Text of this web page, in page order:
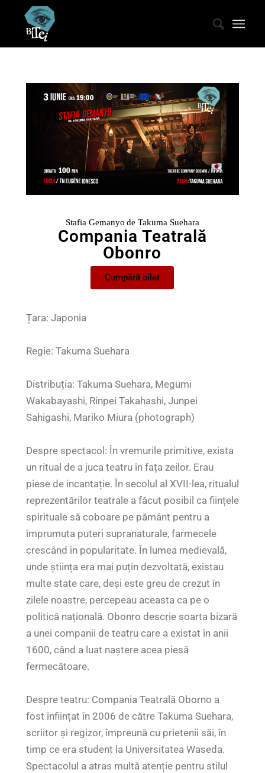
Stafia Gemanyo de Takuma Suehara
Compania Teatrală
Obonro
Cumpără bilet
Țara: Japonia
Regie: Takuma Suehara
Distribuția: Takuma Suehara, Megumi
Wakabayashi, Rinpei Takahashi, Junpei
Sahigashi, Mariko Miura (photograph)
Despre spectacol: În vremurile primitive, exista
un ritual de a juca teatru în fața zeilor. Erau
piese de incantație. În secolul al XVII-lea, ritualul
reprezentărilor teatrale a făcut posibil ca ființele
spirituale să coboare pe pământ pentru a
împrumuta puteri supranaturale, farmecele
crescând în popularitate. În lumea medievală,
unde știința era mai puțin dezvoltată, existau
multe state care, deși este greu de crezut în
zilele noastre, percepeau aceasta ca pe o
politică națională. Obonro descrie soarta bizară
a unei companii de teatru care a existat în anii
1600, când a luat naștere acea piesă
fermecătoare.
Despre teatru: Compania Teatrală Oborno a
fost înființat în 2006 de către Takuma Suehara,
scriitor și regizor, împreună cu prietenii săi, în
timp ce era student la Universitatea Waseda.
Spectacolul a atras multă atenție pentru stilul